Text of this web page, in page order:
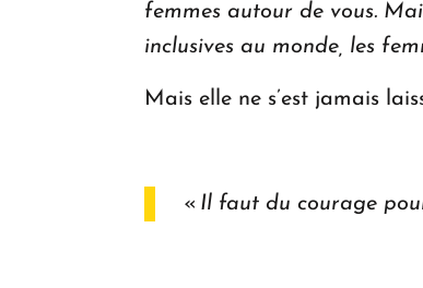
femmes autour de vous.
inclusives au monde, les
Mais elle ne s’est jamais
« Il faut du courage